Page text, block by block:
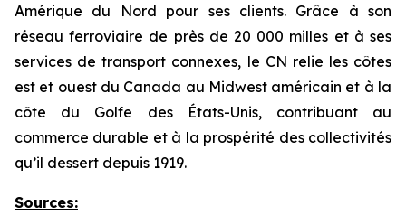
Amérique du Nord pour ses clients. Grâce à son
réseau ferroviaire de près de 20 000 milles et à ses
services de transport connexes, le CN relie les côtes
est et ouest du Canada au Midwest américain et à la
côte du Golfe des États-Unis, contribuant au
commerce durable et à la prospérité des collectivités
qu’il dessert depuis 1919.
Sources: